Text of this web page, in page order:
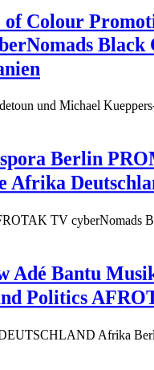
Colour
und Michael
Berlin
Afrika
TV cyberNomads
Adé Bantu
Politics
Afrika